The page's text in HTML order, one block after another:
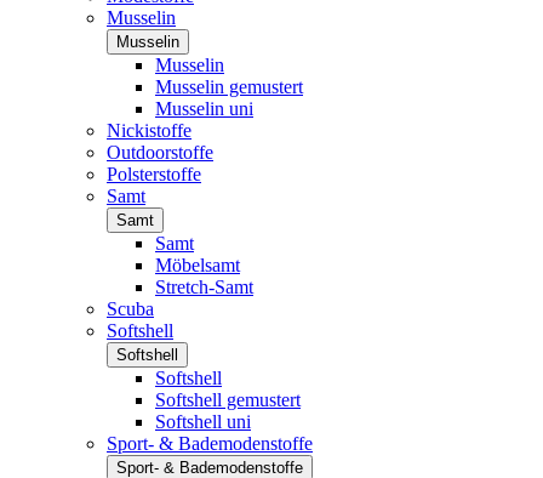
Musselin
Musselin
Musselin
Musselin gemustert
Musselin uni
Nickistoffe
Outdoorstoffe
Polsterstoffe
Samt
Samt
Samt
Möbelsamt
Stretch-Samt
Scuba
Softshell
Softshell
Softshell
Softshell gemustert
Softshell uni
Sport- & Bademodenstoffe
Sport- & Bademodenstoffe